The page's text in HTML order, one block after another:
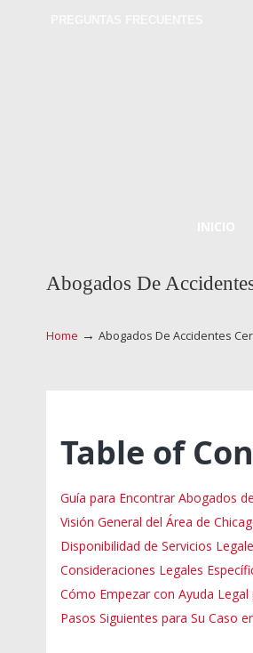
Abogados De
Home → Abogados De Accidentes
Table of
Guía para Encontrar Abogados
Visión General del Área de
Disponibilidad de Servicios
Consideraciones Legales
Cómo Empezar con Ayuda
Pasos Siguientes para Su Caso